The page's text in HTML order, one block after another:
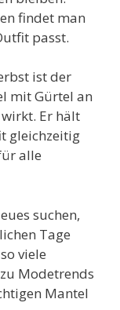
findet man
passt.
ist der
mit Gürtel an
Er hält
gleichzeitig
alle
suchen,
Tage
viele
Modetrends
Mantel